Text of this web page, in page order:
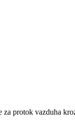
protok vazduha